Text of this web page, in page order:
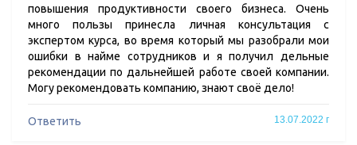
повышения продуктивности своего бизнеса. Очень
много пользы принесла личная консультация с
экспертом курса, во время который мы разобрали мои
ошибки в найме сотрудников и я получил дельные
рекомендации по дальнейшей работе своей компании.
Могу рекомендовать компанию, знают своё дело!
Ответить 13.07.2022 г